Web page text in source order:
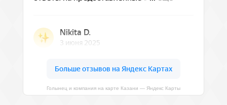
Голынец и компания на карте Казани — Яндекс Карты